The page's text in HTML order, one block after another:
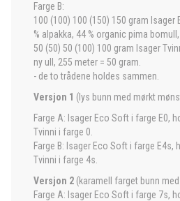
Farge B:
100 (100) 100 (150) 150 gram
% alpakka, 44 % organic pima
50 (50) 50 (100) 100 gram Isager
ny ull, 255 meter = 50 gram.
- de to trådene holdes sammen.
Versjon 1 (lys bunn med mørkt
Farge A: Isager Eco Soft i farge E0,
Tvinni i farge 0.
Farge B: Isager Eco Soft i farge
Tvinni i farge 4s.
Versjon 2 (karamell farget bunn
Farge A: Isager Eco Soft i farge 7s,